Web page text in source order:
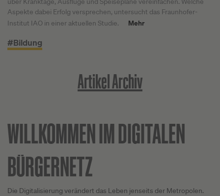
Aspekte dabei Erfolg versprechen, untersucht das Fraunhofer-
Institut IAO in einer aktuellen Studie.
Mehr
#Bildung
Artikel Archiv
WILLKOMMEN IM DIGITALEN
BÜRGERNETZ
Die Digitalisierung verändert das Leben jenseits der Metropolen.